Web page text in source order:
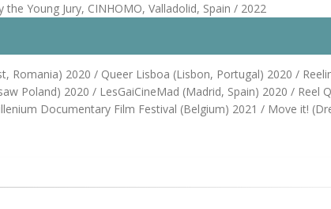
Young Jury, CINHOMO, Valladolid, Spain / 2022
2020 / Queer Lisboa (Lisbon, Portugal) 2020 /
Poland) 2020 / LesGaiCineMad (Madrid, Spain) 2020 / Reel
Documentary Film Festival (Belgium) 2021 / Move it!